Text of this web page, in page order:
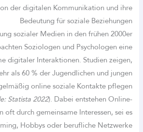
Die Evolution der digitalen
Bedeutung für
Seit der Einführung sozialer Medien in den
Jahren beobachten Soziologen und
stetige Zunahme digitaler Interaktionen.
dass heute mehr als 60 % der
Erwachsenen regelmäßig online soziale
(Quelle: Statista 2022). Dabei
Freundschaften oft durch gemeinsame
Gaming, Hobbys oder